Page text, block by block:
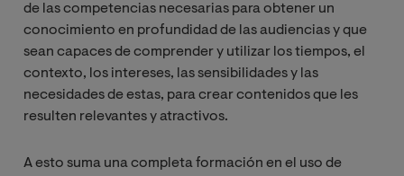
de las competencias necesarias para obtener un
conocimiento en profundidad de las audiencias y que
sean capaces de comprender y utilizar los tiempos, el
contexto, los intereses, las sensibilidades y las
necesidades de estas, para crear contenidos que les
resulten relevantes y atractivos.
A esto suma una completa formación en el uso de